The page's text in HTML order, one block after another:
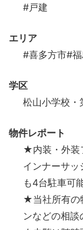
#戸建
エリア
#喜多方市#
学区
松山小学校・
物件レポート
★内装・外装
インナーサ
も4台駐車可
★当社所有の
ンなどの相談